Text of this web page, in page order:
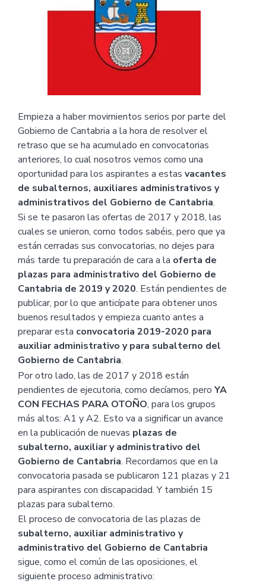
Empieza a haber movimientos serios por parte del
Gobierno de Cantabria a la hora de resolver el
retraso que se ha acumulado en convocatorias
anteriores, lo cual nosotros vemos como una
oportunidad para los aspirantes a estas vacantes
de subalternos, auxiliares administrativos y
administrativos del Gobierno de Cantabria.
Si se te pasaron las ofertas de 2017 y 2018, las
cuales se unieron, como todos sabéis, pero que ya
están cerradas sus convocatorias, no dejes para
más tarde tu preparación de cara a la oferta de
plazas para administrativo del Gobierno de
Cantabria de 2019 y 2020. Están pendientes de
publicar, por lo que anticípate para obtener unos
buenos resultados y empieza cuanto antes a
preparar esta convocatoria 2019-2020 para
auxiliar administrativo y para subalterno del
Gobierno de Cantabria.
Por otro lado, las de 2017 y 2018 están
pendientes de ejecutoria, como decíamos, pero YA
CON FECHAS PARA OTOÑO, para los grupos
más altos: A1 y A2. Esto va a significar un avance
en la publicación de nuevas plazas de
subalterno, auxiliar y administrativo del
Gobierno de Cantabria. Recordamos que en la
convocatoria pasada se publicaron 121 plazas y 21
para aspirantes con discapacidad. Y también 15
plazas para subalterno.
El proceso de convocatoria de las plazas de
subalterno, auxiliar administrativo y
administrativo del Gobierno de Cantabria
sigue, como el común de las oposiciones, el
siguiente proceso administrativo: